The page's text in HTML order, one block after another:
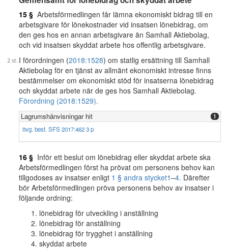
15 § Arbetsförmedlingen får lämna ekonomiskt bidrag till en
arbetsgivare för lönekostnader vid insatsen lönebidrag, om
den ges hos en annan arbetsgivare än Samhall Aktiebolag,
och vid insatsen skyddat arbete hos offentlig arbetsgivare.
I förordningen (2018:1528) om statlig ersättning till Samhall
Aktiebolag för en tjänst av allmänt ekonomiskt intresse finns
bestämmelser om ekonomiskt stöd för insatserna lönebidrag
och skyddat arbete när de ges hos Samhall Aktiebolag.
Förordning (2018:1529).
Lagrumshänvisningar hit 1
övg. best. SFS 2017:462 3 p
16 § Inför ett beslut om lönebidrag eller skyddat arbete ska
Arbetsförmedlingen först ha prövat om personens behov kan
tillgodoses av insatser enligt 1 § andra stycket1–4. Därefter
bör Arbetsförmedlingen pröva personens behov av insatser i
följande ordning:
lönebidrag för utveckling i anställning
lönebidrag för anställning
lönebidrag för trygghet i anställning
skyddat arbete